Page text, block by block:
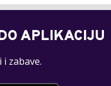
APLIKACIJU
zabave.